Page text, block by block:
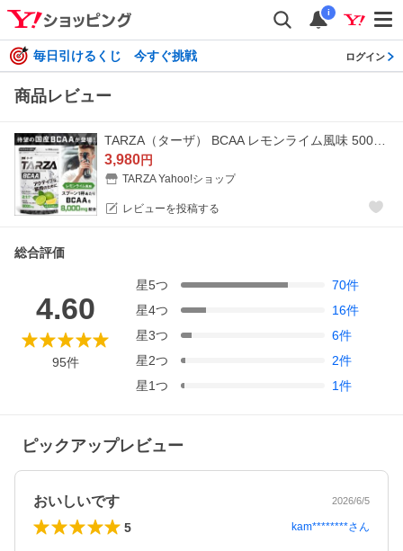
i
毎日引けるくじ 今すぐ挑戦 ログイン
商品レビュー
3,980円
TARZA Yahoo!ショップ
レビューを投稿する
総合評価
4.60
95件
星5つ 70件
星4つ 16件
星3つ 6件
星2つ 2件
星1つ 1件
ピックアップレビュー
おいしいです 2026/6/5
5 kam********さん